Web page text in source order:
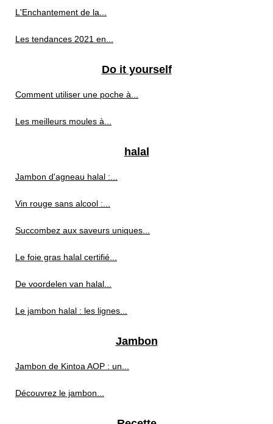
L'Enchantement de la...
Les tendances 2021 en...
Do it yourself
Comment utiliser une poche à...
Les meilleurs moules à...
halal
Jambon d'agneau halal :...
Vin rouge sans alcool :...
Succombez aux saveurs uniques...
Le foie gras halal certifié...
De voordelen van halal...
Le jambon halal : les lignes...
Jambon
Jambon de Kintoa AOP : un...
Découvrez le jambon...